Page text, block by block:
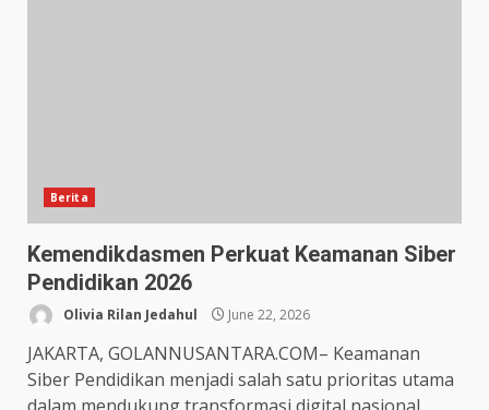
Berita
Kemendikdasmen Perkuat Keamanan Siber
Pendidikan 2026
Olivia Rilan Jedahul June 22, 2026
JAKARTA, GOLANNUSANTARA.COM– Keamanan
Siber Pendidikan menjadi salah satu prioritas utama